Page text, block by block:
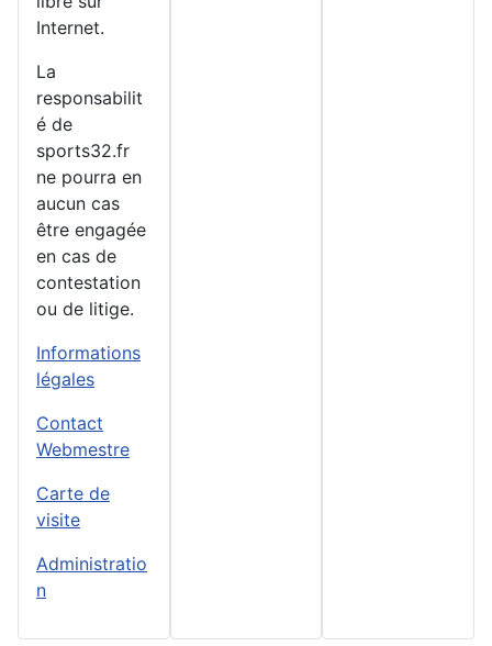
Internet.
La
responsabilit
é de
sports32.fr
ne pourra en
aucun cas
être engagée
en cas de
contestation
ou de litige.
Informations
légales
Contact
Webmestre
Carte de
visite
Administratio
n